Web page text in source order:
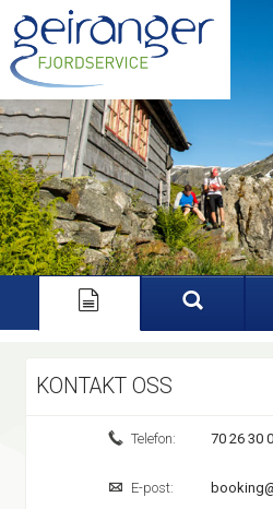
KONTAKT OSS
Telefon: 70 26 30
E-post: